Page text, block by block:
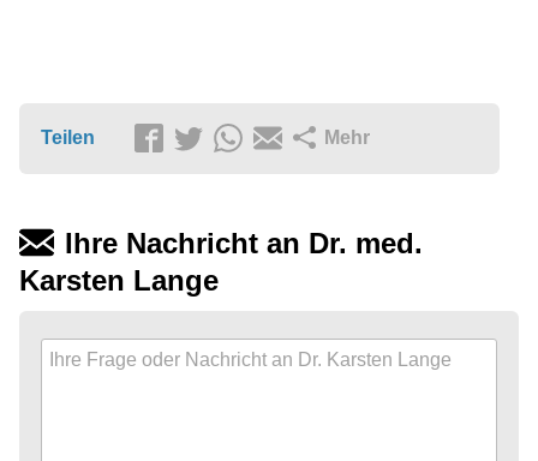
Teilen Mehr
Ihre Nachricht an Dr. med.
Karsten Lange